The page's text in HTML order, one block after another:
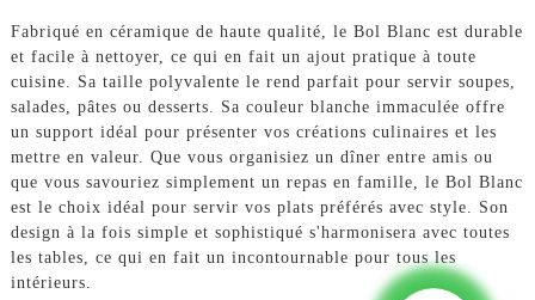
Fabriqué en céramique de haute qualité, le Bol Blanc est durable
et facile à nettoyer, ce qui en fait un ajout pratique à toute
cuisine. Sa taille polyvalente le rend parfait pour servir soupes,
salades, pâtes ou desserts. Sa couleur blanche immaculée offre
un support idéal pour présenter vos créations culinaires et les
mettre en valeur. Que vous organisiez un dîner entre amis ou
que vous savouriez simplement un repas en famille, le Bol Blanc
est le choix idéal pour servir vos plats préférés avec style. Son
design à la fois simple et sophistiqué s'harmonisera avec toutes
les tables, ce qui en fait un incontournable pour tous les
intérieurs.